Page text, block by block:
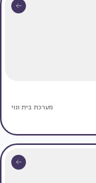
מערכת בית ונוי